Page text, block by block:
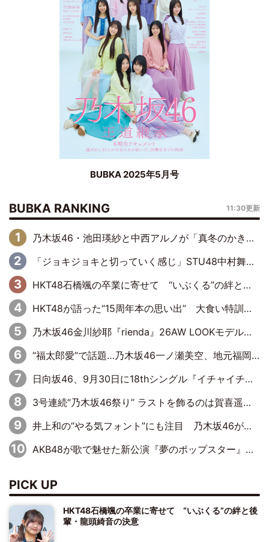
BUBKA 2025年5月号
BUBKA RANKING 11:30更新
乃木坂46・池田瑛紗と中西アルノが「真冬のかき氷」騒動で火花散らす！ 因縁の裏にあるのは、逆境をともに“凌”ぐ似た者同士の絆
「ジョキジョキと切っていく感じ」STU48中村舞、新しい挑戦は自らの手で
HKT48石橋颯の卒業に寄せて “いぶくる”の絆と後輩・龍頭綺音の決意
HKT48が語った“15周年本の思い出” 大食い特訓・守護霊企画・制服グラビア…盛りだくさんの裏話
乃木坂46金川紗耶『rienda』26AW LOOKモデルに就任
“福太郎愛”で話題…乃木坂46一ノ瀬美空、地元福岡『めんべい25周年トップサポーター』に就任
日向坂46、9月30日に18thシングル『イチャイチャ虫』の発売決定！ フォーメーションは『日向坂で会いましょう』にて発表
3号連続“乃木坂46祭り” ラストを飾るのは賀喜遥香…5年ぶりの登場に「5年分大人になった私を見ていただけたら」
井上和の“やる気フォント”にも注目 乃木坂46が挑んだ書道パフォーマンスの舞台裏
AKB48が歌で魅せた新公演『夢のポップスター』 初日から全身全霊のステージ
PICK UP
HKT48石橋颯の卒業に寄せて “いぶくる”の絆と後
輩・龍頭綺音の決意